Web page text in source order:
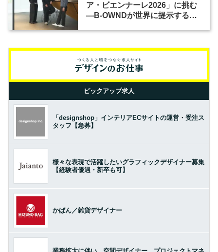
ア・ビエンナーレ2026」に挑む
―B-OWNDが世界に提示する美
ピックアップ求人
「designshop」インテリアECサイトの運営・受注ス
タッフ【急募】
様々な表現で活躍したいグラフィックデザイナー募集
【経験者優遇・新卒も可】
かばん／雑貨デザイナー